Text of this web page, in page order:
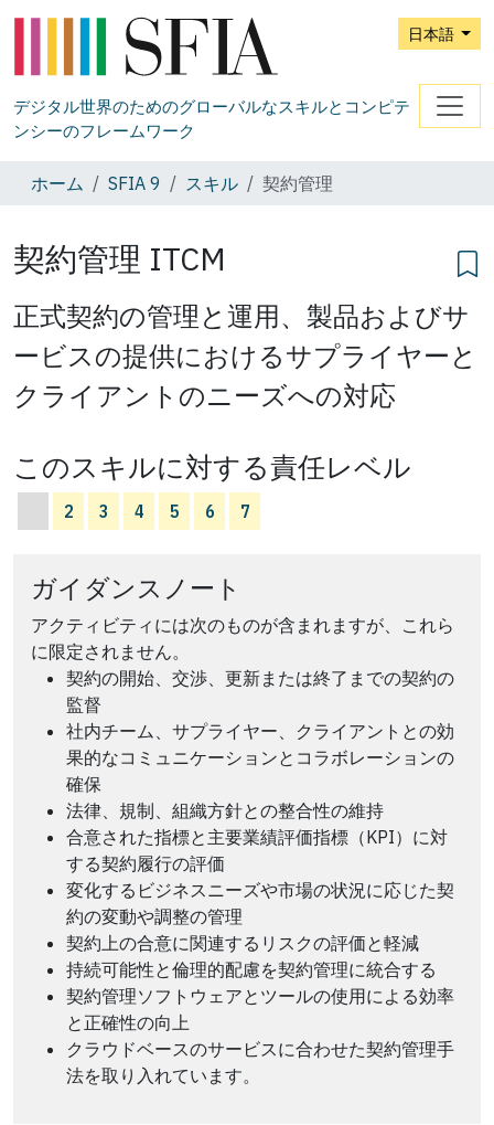
日本語
デジタル世界のためのグローバルなスキルとコンピテ
ンシーのフレームワーク
ホーム SFIA 9 スキル 契約管理
契約管理 ITCM
正式契約の管理と運用、製品およびサ
ービスの提供におけるサプライヤーと
クライアントのニーズへの対応
このスキルに対する責任レベル
2 3 4 5 6 7
ガイダンスノート
アクティビティには次のものが含まれますが、これら
に限定されません。
契約の開始、交渉、更新または終了までの契約の
監督
社内チーム、サプライヤー、クライアントとの効
果的なコミュニケーションとコラボレーションの
確保
法律、規制、組織方針との整合性の維持
合意された指標と主要業績評価指標（KPI）に対
する契約履行の評価
変化するビジネスニーズや市場の状況に応じた契
約の変動や調整の管理
契約上の合意に関連するリスクの評価と軽減
持続可能性と倫理的配慮を契約管理に統合する
契約管理ソフトウェアとツールの使用による効率
と正確性の向上
クラウドベースのサービスに合わせた契約管理手
法を取り入れています。